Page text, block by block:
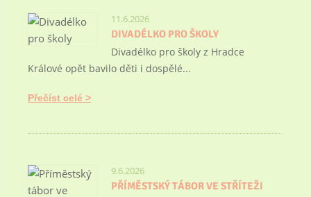
11.6.2026
DIVADÉLKO PRO ŠKOLY
Divadélko pro školy z Hradce
Králové opět bavilo děti i dospělé...
Přečíst celé
9.6.2026
PŘÍMĚSTSKÝ TÁBOR VE STŘÍTEŽI